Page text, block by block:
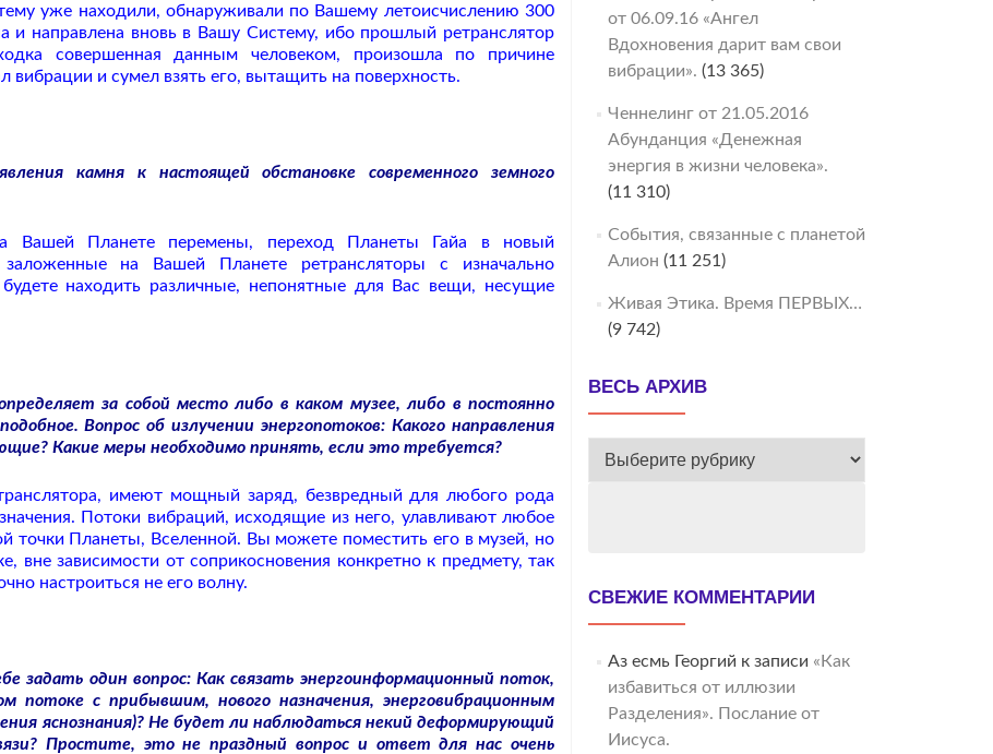
уже находили, обнаруживали по Вашему летоисчислению 300
направлена вновь в Вашу Систему, ибо прошлый ретранслятор
совершенная данным человеком, произошла по причине
вибрации и сумел взять его, вытащить на поверхность.
камня к настоящей обстановке современного земного
Вашей Планете перемены, переход Планеты Гайа в новый
на Вашей Планете ретрансляторы с изначально
находить различные, непонятные для Вас вещи, несущие
за собой место либо в каком музее, либо в постоянно
Вопрос об излучении энергопотоков: Какого направления
Какие меры необходимо принять, если это требуется?
имеют мощный заряд, безвредный для любого рода
Потоки вибраций, исходящие из него, улавливают любое
точки Планеты, Вселенной. Вы можете поместить его в музей, но
вне зависимости от соприкосновения конкретно к предмету, так
настроиться не его волну.
задать один вопрос: Как связать энергоинформационный поток,
с прибывшим, нового назначения, энерговибрационным
яснознания)? Не будет ли наблюдаться некий деформирующий
Простите, это не праздный вопрос и ответ для нас очень
от 06.09.16 «Ангел
Вдохновения дарит вам свои
вибрации». (13 365)
Ченнелинг от 21.05.2016
Абунданция «Денежная
энергия в жизни человека».
(11 310)
События, связанные с планетой
Алион (11 251)
Живая Этика. Время ПЕРВЫХ…
(9 742)
ВЕСЬ АРХИВ
ВЕСЬ
СВЕЖИЕ КОММЕНТАРИИ
Аз есмь Георгий к записи «Как
избавиться от иллюзии
Разделения». Послание от
Иисуса.